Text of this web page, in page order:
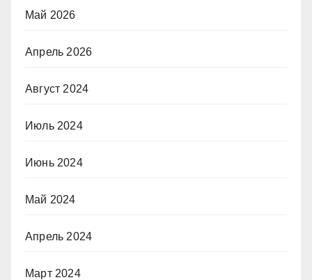
Май 2026
Апрель 2026
Август 2024
Июль 2024
Июнь 2024
Май 2024
Апрель 2024
Март 2024